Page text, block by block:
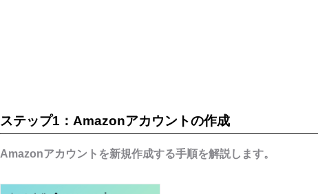
ステップ1：Amazonアカウントの作成
Amazonアカウントを新規作成する手順を解説します。